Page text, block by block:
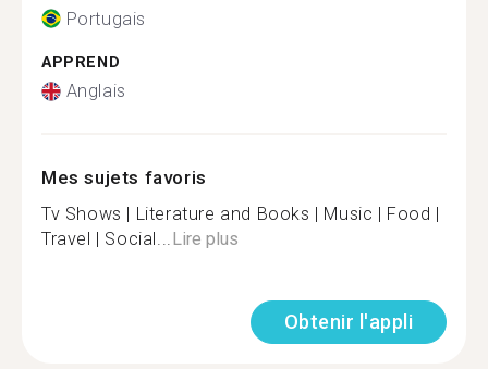
Portugais
APPREND
Anglais
Mes sujets favoris
Tv Shows | Literature and Books | Music | Food |
Travel | Social...Lire plus
Obtenir l'appli